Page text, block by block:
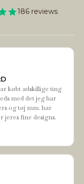
186 reviews
købt adskillige ting
med det jeg har
og tøj mm. har
jeres fine designs.